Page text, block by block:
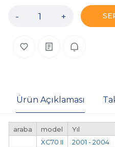
- +
Ürün Açıklaması
araba model
Yıl
XC70 II
2001 - 2004